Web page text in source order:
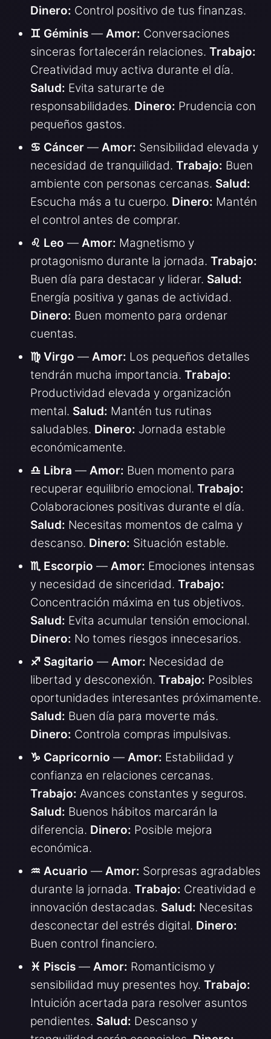
Dinero: Control positivo de tus finanzas.
♊ Géminis — Amor: Conversaciones
sinceras fortalecerán relaciones. Trabajo:
Creatividad muy activa durante el día.
Salud: Evita saturarte de
responsabilidades. Dinero: Prudencia con
pequeños gastos.
♋ Cáncer — Amor: Sensibilidad elevada y
necesidad de tranquilidad. Trabajo: Buen
ambiente con personas cercanas. Salud:
Escucha más a tu cuerpo. Dinero: Mantén
el control antes de comprar.
♌ Leo — Amor: Magnetismo y
protagonismo durante la jornada. Trabajo:
Buen día para destacar y liderar. Salud:
Energía positiva y ganas de actividad.
Dinero: Buen momento para ordenar
cuentas.
♍ Virgo — Amor: Los pequeños detalles
tendrán mucha importancia. Trabajo:
Productividad elevada y organización
mental. Salud: Mantén tus rutinas
saludables. Dinero: Jornada estable
económicamente.
♎ Libra — Amor: Buen momento para
recuperar equilibrio emocional. Trabajo:
Colaboraciones positivas durante el día.
Salud: Necesitas momentos de calma y
descanso. Dinero: Situación estable.
♏ Escorpio — Amor: Emociones intensas
y necesidad de sinceridad. Trabajo:
Concentración máxima en tus objetivos.
Salud: Evita acumular tensión emocional.
Dinero: No tomes riesgos innecesarios.
♐ Sagitario — Amor: Necesidad de
libertad y desconexión. Trabajo: Posibles
oportunidades interesantes próximamente.
Salud: Buen día para moverte más.
Dinero: Controla compras impulsivas.
♑ Capricornio — Amor: Estabilidad y
confianza en relaciones cercanas.
Trabajo: Avances constantes y seguros.
Salud: Buenos hábitos marcarán la
diferencia. Dinero: Posible mejora
económica.
♒ Acuario — Amor: Sorpresas agradables
durante la jornada. Trabajo: Creatividad e
innovación destacadas. Salud: Necesitas
desconectar del estrés digital. Dinero:
Buen control financiero.
♓ Piscis — Amor: Romanticismo y
sensibilidad muy presentes hoy. Trabajo:
Intuición acertada para resolver asuntos
pendientes. Salud: Descanso y